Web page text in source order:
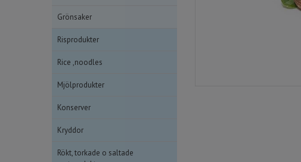
Grönsaker
Risprodukter
Rice ,noodles
Mjölprodukter
Konserver
Kryddor
Rökt, torkade o saltade